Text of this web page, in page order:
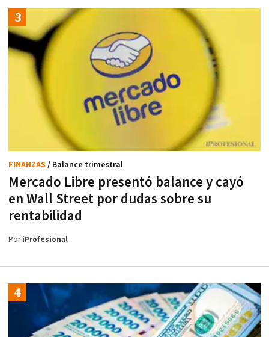
Mercado Libre presentó balance y cayó
en Wall Street por dudas sobre su
rentabilidad
FINANZAS / Balance trimestral
PoriProfesional